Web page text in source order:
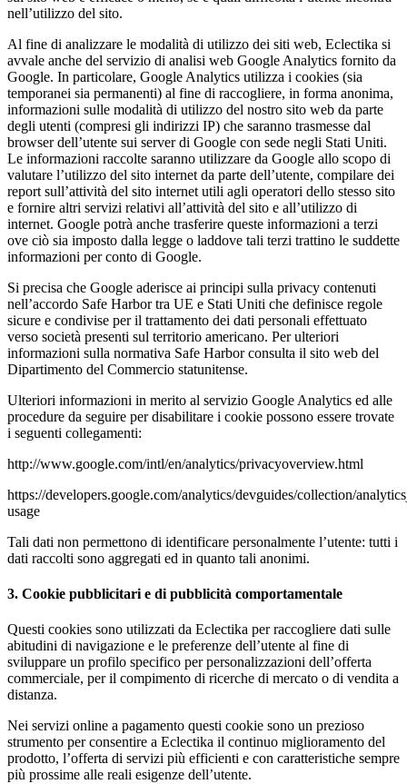
nell’utilizzo del sito.
Al fine di analizzare le modalità di utilizzo dei siti web, Eclectika si
avvale anche del servizio di analisi web Google Analytics fornito da
Google. In particolare, Google Analytics utilizza i cookies (sia
temporanei sia permanenti) al fine di raccogliere, in forma anonima,
informazioni sulle modalità di utilizzo del nostro sito web da parte
degli utenti (compresi gli indirizzi IP) che saranno trasmesse dal
browser dell’utente sui server di Google con sede negli Stati Uniti.
Le informazioni raccolte saranno utilizzare da Google allo scopo di
valutare l’utilizzo del sito internet da parte dell’utente, compilare dei
report sull’attività del sito internet utili agli operatori dello stesso sito
e fornire altri servizi relativi all’attività del sito e all’utilizzo di
internet. Google potrà anche trasferire queste informazioni a terzi
ove ciò sia imposto dalla legge o laddove tali terzi trattino le suddette
informazioni per conto di Google.
Si precisa che Google aderisce ai principi sulla privacy contenuti
nell’accordo Safe Harbor tra UE e Stati Uniti che definisce regole
sicure e condivise per il trattamento dei dati personali effettuato
verso società presenti sul territorio americano. Per ulteriori
informazioni sulla normativa Safe Harbor consulta il sito web del
Dipartimento del Commercio statunitense.
Ulteriori informazioni in merito al servizio Google Analytics ed alle
procedure da seguire per disabilitare i cookie possono essere trovate
i seguenti collegamenti:
http://www.google.com/intl/en/analytics/privacyoverview.html
https://developers.google.com/analytics/devguides/collection/
usage
Tali dati non permettono di identificare personalmente l’utente: tutti i
dati raccolti sono aggregati ed in quanto tali anonimi.
3. Cookie pubblicitari e di pubblicità comportamentale
Questi cookies sono utilizzati da Eclectika per raccogliere dati sulle
abitudini di navigazione e le preferenze dell’utente al fine di
sviluppare un profilo specifico per personalizzazioni dell’offerta
commerciale, per il compimento di ricerche di mercato o di vendita a
distanza.
Nei servizi online a pagamento questi cookie sono un prezioso
strumento per consentire a Eclectika il continuo miglioramento del
prodotto, l’offerta di servizi più efficienti e con caratteristiche sempre
più prossime alle reali esigenze dell’utente.